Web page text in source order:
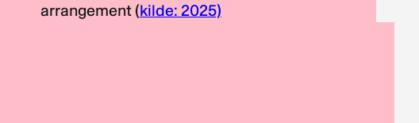
arrangement (kilde: 2025)